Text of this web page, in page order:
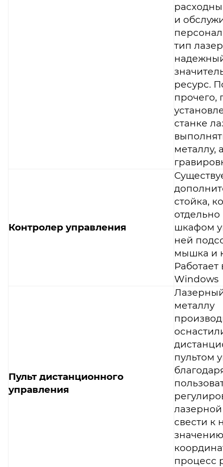
и
тип
ресурс.
станке
металлу,
Контролер управления
стойка,
шкафом
ней
мышка и
Windows
Пульт дистанционного
управления
металлу
пультом
свести к
процесс